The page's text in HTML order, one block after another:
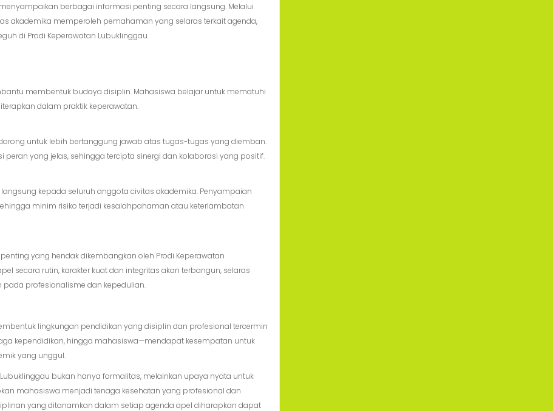
berbagai informasi penting secara langsung. Melalui
akademika memperoleh pemahaman yang selaras terkait agenda,
di Prodi Keperawatan Lubuklinggau.
membentuk budaya disiplin. Mahasiswa belajar untuk mematuhi
dalam praktik keperawatan.
untuk lebih bertanggung jawab atas tugas-tugas yang diemban.
yang jelas, sehingga tercipta sinergi dan kolaborasi yang positif.
kepada seluruh anggota civitas akademika. Penyampaian
minim risiko terjadi kesalahpahaman atau keterlambatan
yang hendak dikembangkan oleh Prodi Keperawatan
secara rutin, karakter kuat dan integritas akan terbangun, selaras
profesionalisme dan kepedulian.
lingkungan pendidikan yang disiplin dan profesional tercermin
kependidikan, hingga mahasiswa—mendapat kesempatan untuk
yang unggul.
bukan hanya formalitas, melainkan upaya nyata untuk
mahasiswa menjadi tenaga kesehatan yang profesional dan
yang ditanamkan dalam setiap agenda apel diharapkan dapat